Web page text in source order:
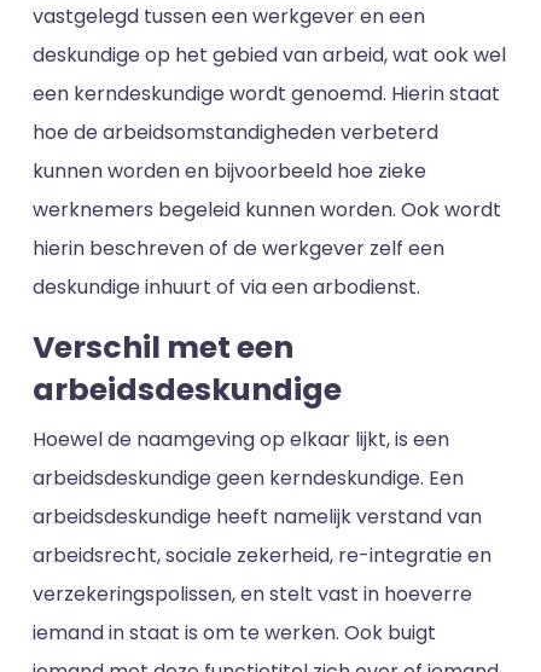
vastgelegd tussen een werkgever en een
deskundige op het gebied van arbeid, wat ook wel
een kerndeskundige wordt genoemd. Hierin staat
hoe de arbeidsomstandigheden verbeterd
kunnen worden en bijvoorbeeld hoe zieke
werknemers begeleid kunnen worden. Ook wordt
hierin beschreven of de werkgever zelf een
deskundige inhuurt of via een arbodienst.
Verschil met een
arbeidsdeskundige
Hoewel de naamgeving op elkaar lijkt, is een
arbeidsdeskundige geen kerndeskundige. Een
arbeidsdeskundige heeft namelijk verstand van
arbeidsrecht, sociale zekerheid, re-integratie en
verzekeringspolissen, en stelt vast in hoeverre
iemand in staat is om te werken. Ook buigt